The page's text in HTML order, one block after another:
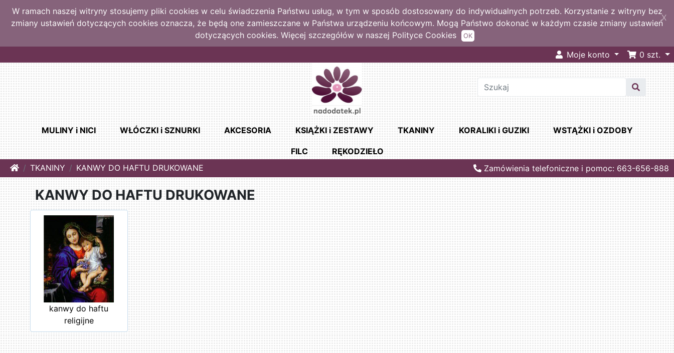
W ramach naszej witryny stosujemy pliki cookies w celu świadczenia Państwu usług, w tym w sposób dostosowany do indywidualnych potrzeb. Korzystanie z witryny bez
zmiany ustawień dotyczących cookies oznacza, że będą one zamieszczane w Państwa urządzeniu końcowym. Mogą Państwo dokonać w każdym czasie zmiany ustawień
dotyczących cookies. Więcej szczegółów w naszej Polityce Cookies
X
OK
Moje konto 0 szt.
MULINY i NICI WŁÓCZKI i SZNURKI AKCESORIA KSIĄŻKI i ZESTAWY TKANINY KORALIKI i GUZIKI WSTĄŻKI i OZDOBY
FILC
RĘKODZIEŁO
HomeTKANINY KANWY DO HAFTU DRUKOWANE Zamówienia telefoniczne i pomoc: 663-656-888
KANWY DO HAFTU DRUKOWANE
kanwy do haftu
religijne